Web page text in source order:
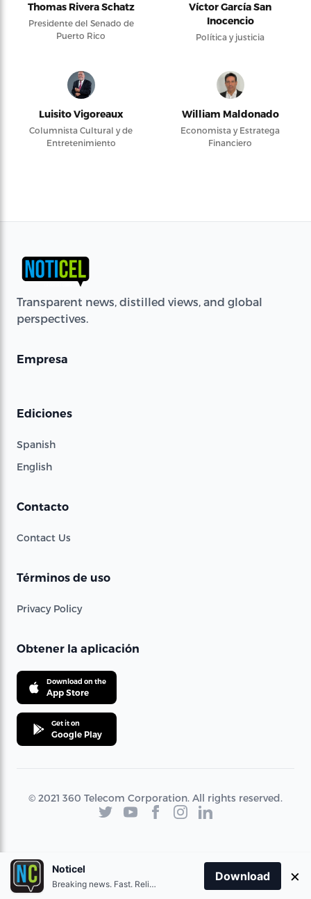
Thomas Rivera Schatz
Presidente del Senado de
Puerto Rico
Víctor García San
Inocencio
Política y justicia
Luisito Vigoreaux
Columnista Cultural y de
Entretenimiento
William Maldonado
Economista y Estratega
Financiero
Transparent news, distilled views, and global
perspectives.
Empresa
Ediciones
Spanish
English
Contacto
Contact Us
Términos de uso
Privacy Policy
Obtener la aplicación
Download on the
App Store
Get it on
Google Play
© 2021 360 Telecom Corporation. All rights reserved.
Noticel
Breaking news. Fast. Reliable.
Download ×